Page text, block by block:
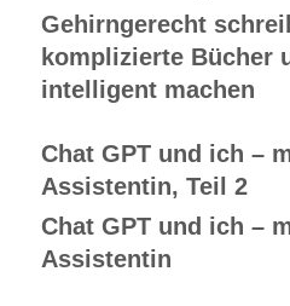
Gehirngerecht
komplizierte Bücher
intelligent machen
Chat GPT und ich –
Assistentin, Teil 2
Chat GPT und ich –
Assistentin